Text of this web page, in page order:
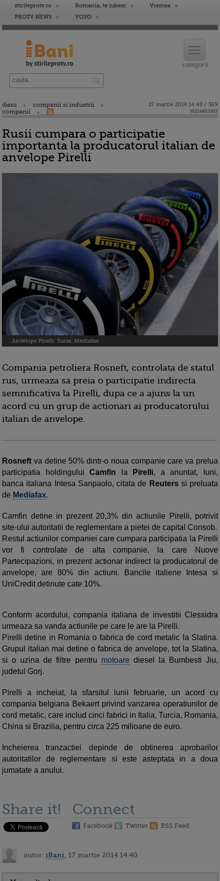
stirileprotv.ro Romania, te iubesc
Vremea
PROTV NEWS
VOYO
ibani
companii si industrii
companii
17 martie 2014 14:40 / 369
vizualizari
Rusii cumpara o participatie
importanta la producatorul italian de
anvelope Pirelli
Anvelope Pirelli. Sursa: Mediafax
Compania petroliera Rosneft, controlata de statul
rus, urmeaza sa preia o participatie indirecta
semnificativa la Pirelli, dupa ce a ajuns la un
acord cu un grup de actionari ai producatorului
italian de anvelope.
Rosneft va detine 50% dintr-o noua companie care va prelua
participatia holdinguluiCamfin la Pirelli, a anuntat, luni,
banca italiana Intesa Sanpaolo, citata de Reuterssi preluata
de Mediafax.
Camfin detine in prezent 20,3% din actiunile Pirelli, potrivit
site-ului autoritatii de reglementare a pietei de capital Consob.
Restul actiunilor companiei care cumpara participatia la Pirelli
vor fi controlate de alta companie, la care Nuove
Partecipazioni, in prezent actionar indirect la producatorul de
anvelope, are 80% din actiuni. Bancile italiene Intesa si
UniCredit detinute cate 10%.
Conform acordului, compania italiana de investitii Clessidra
urmeaza sa vanda actiunile pe care le are la Pirelli.
Pirelli detine in Romania o fabrica de cord metalic la Slatina.
Grupul italian mai detine o fabrica de anvelope, tot la Slatina,
si o uzina de filtre pentru motoare diesel la Bumbesti Jiu,
judetul Gorj.
Pirelli a incheiat, la sfarsitul lunii februarie, un acord cu
compania belgiana Bekaert privind vanzarea operatiunilor de
cord metalic, care includ cinci fabrici in Italia, Turcia, Romania,
China si Brazilia, pentru circa 225 milioane de euro.
Incheierea tranzactiei depinde de obtinerea aprobarilor
autoritatilor de reglementare si este asteptata in a doua
jumatate a anului.
Share it! Connect
Facebook Twitter RSS Feed
autor: iBani , 17 martie 2014 14:40